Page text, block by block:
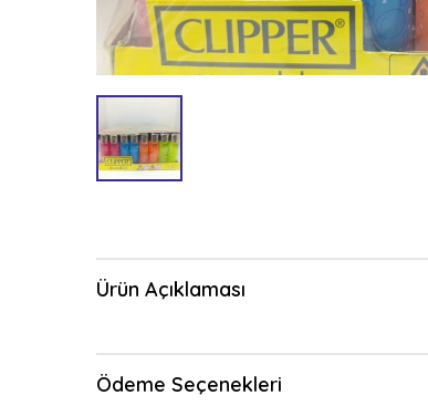
Ürün Açıklaması
Ödeme Seçenekleri